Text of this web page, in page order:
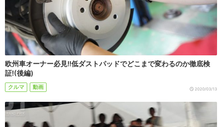
欧州車オーナー必見!!低ダストパッドでどこまで変わるのか徹底検
証!(後編)
クルマ 動画 2020/03/13